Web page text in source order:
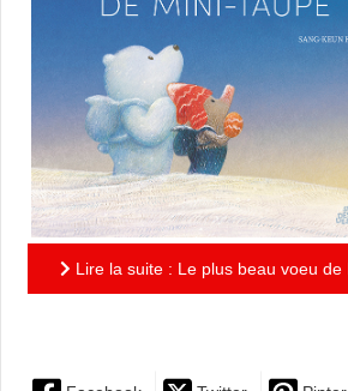
Lire la suite : Le plus beau voeu de